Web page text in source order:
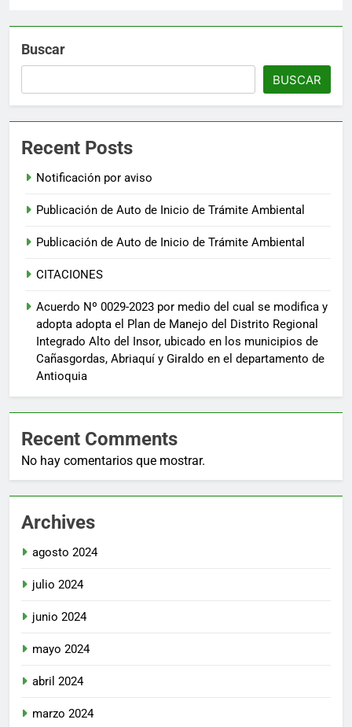
Buscar
BUSCAR
Recent Posts
Notificación por aviso
Publicación de Auto de Inicio de Trámite Ambiental
Publicación de Auto de Inicio de Trámite Ambiental
CITACIONES
Acuerdo Nº 0029-2023 por medio del cual se modifica y
adopta adopta el Plan de Manejo del Distrito Regional
Integrado Alto del Insor, ubicado en los municipios de
Cañasgordas, Abriaquí y Giraldo en el departamento de
Antioquia
Recent Comments
No hay comentarios que mostrar.
Archives
agosto 2024
julio 2024
junio 2024
mayo 2024
abril 2024
marzo 2024